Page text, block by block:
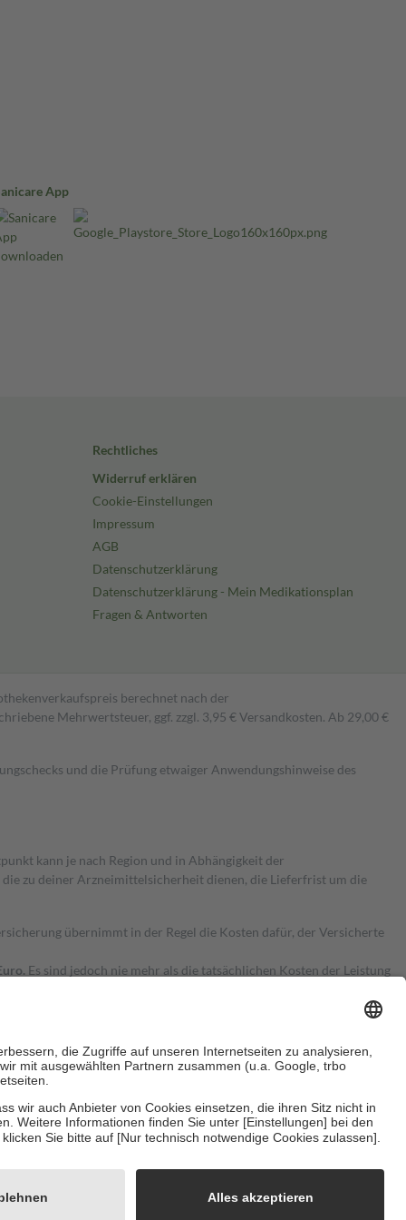
App
Rechtliches
Widerruf erklären
Cookie-Einstellungen
Impressum
AGB
Datenschutzerklärung
Datenschutzerklärung - Mein Medikationsplan
Fragen & Antworten
berechnet nach der
Mehrwertsteuer, ggf. zzgl. 3,95 € Versandkosten. Ab 29,00 €
und die Prüfung etwaiger Anwendungshinweise des
kann je nach Region und in Abhängigkeit der
zu deiner Arzneimittelsicherheit dienen, die Lieferfrist um die
übernimmt in der Regel die Kosten dafür, der Versicherte
Es sind jedoch nie mehr als die tatsächlichen Kosten der Leistung
Zuzahlungen an bei: